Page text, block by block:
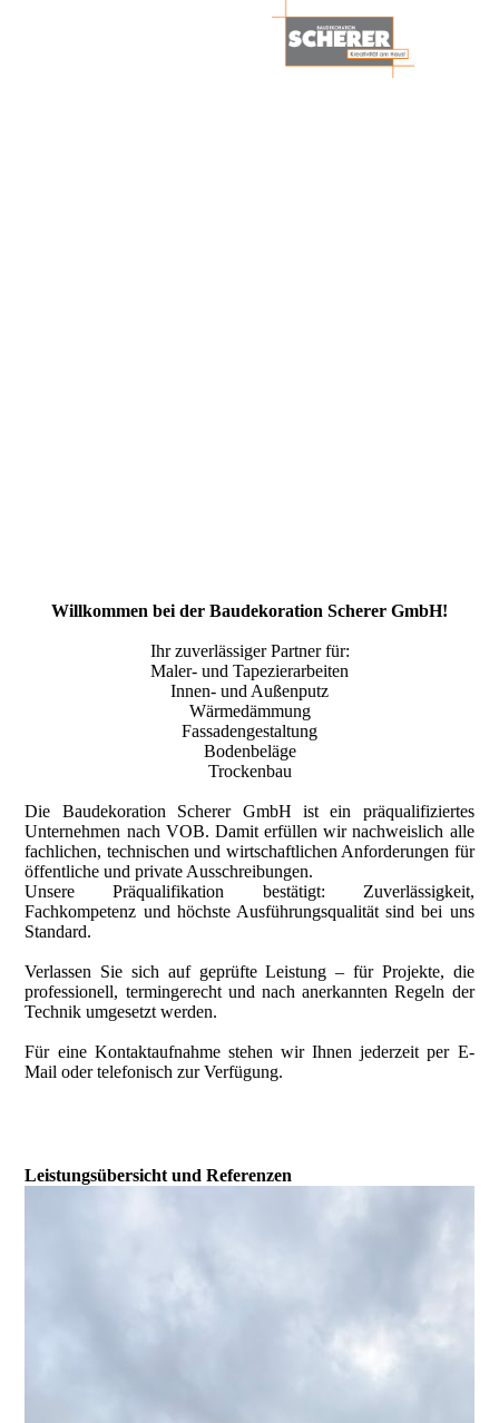
Willkommen bei der Baudekoration Scherer GmbH!
Ihr zuverlässiger Partner für:
Maler- und Tapezierarbeiten
Innen- und Außenputz
Wärmedämmung
Fassadengestaltung
Bodenbeläge
Trockenbau
Die Baudekoration Scherer GmbH ist ein präqualifiziertes
Unternehmen nach VOB. Damit erfüllen wir nachweislich alle
fachlichen, technischen und wirtschaftlichen Anforderungen für
öffentliche und private Ausschreibungen.
Unsere Präqualifikation bestätigt: Zuverlässigkeit,
Fachkompetenz und höchste Ausführungsqualität sind bei uns
Standard.
Verlassen Sie sich auf geprüfte Leistung – für Projekte, die
professionell, termingerecht und nach anerkannten Regeln der
Technik umgesetzt werden.
Für eine Kontaktaufnahme stehen wir Ihnen jederzeit per E-
Mail oder telefonisch zur Verfügung.
Leistungsübersicht und Referenzen